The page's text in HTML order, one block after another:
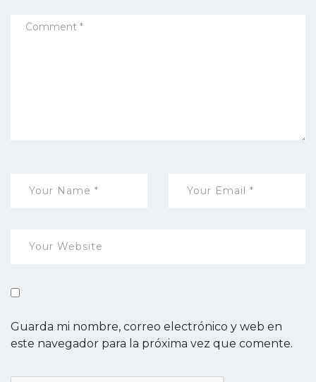
Guarda mi nombre, correo electrónico y web en
este navegador para la próxima vez que comente.